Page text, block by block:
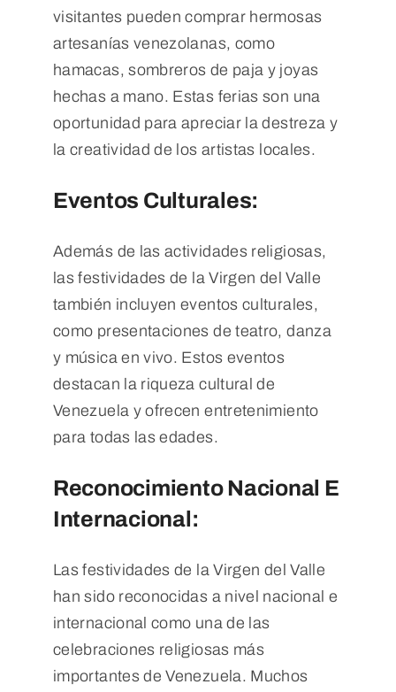
visitantes pueden comprar hermosas
artesanías venezolanas, como
hamacas, sombreros de paja y joyas
hechas a mano. Estas ferias son una
oportunidad para apreciar la destreza y
la creatividad de los artistas locales.
Eventos Culturales:
Además de las actividades religiosas,
las festividades de la Virgen del Valle
también incluyen eventos culturales,
como presentaciones de teatro, danza
y música en vivo. Estos eventos
destacan la riqueza cultural de
Venezuela y ofrecen entretenimiento
para todas las edades.
Reconocimiento Nacional E
Internacional:
Las festividades de la Virgen del Valle
han sido reconocidas a nivel nacional e
internacional como una de las
celebraciones religiosas más
importantes de Venezuela. Muchos